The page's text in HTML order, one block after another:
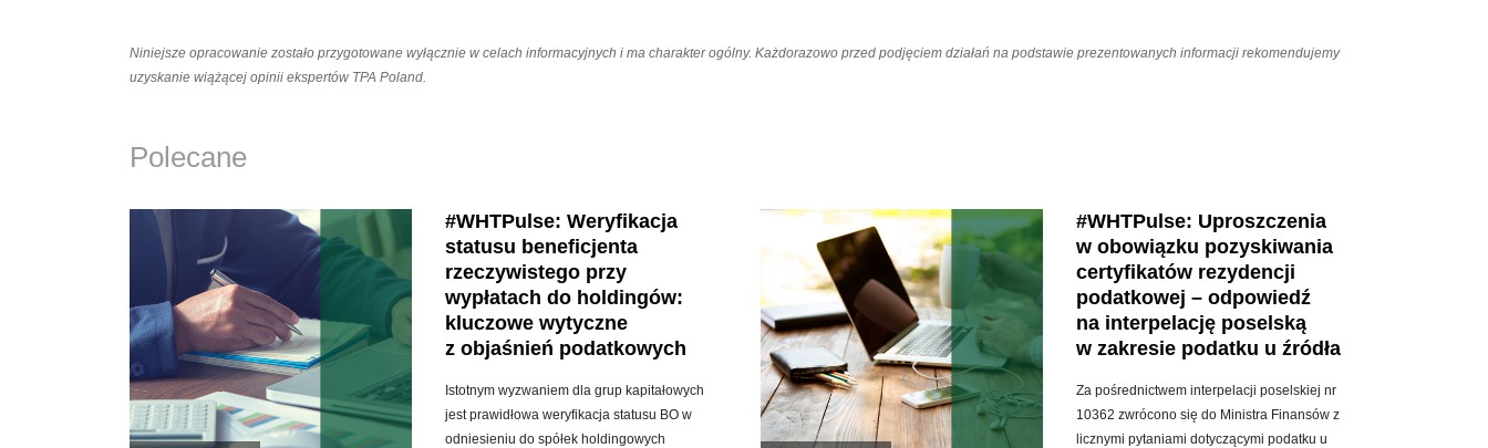
Niniejsze opracowanie zostało przygotowane wyłącznie w celach informacyjnych i ma charakter ogólny. Każdorazowo przed podjęciem działań na podstawie prezentowanych informacji rekomendujemy
uzyskanie wiążącej opinii ekspertów TPA Poland.
Polecane
#WHTPulse: Weryfikacja
statusu beneficjenta
rzeczywistego przy
wypłatach do holdingów:
kluczowe wytyczne
z objaśnień podatkowych
Istotnym wyzwaniem dla grup kapitałowych
jest prawidłowa weryfikacja statusu BO w
odniesieniu do spółek holdingowych
#WHTPulse: Uproszczenia
w obowiązku pozyskiwania
certyfikatów rezydencji
podatkowej – odpowiedź
na interpelację poselską
w zakresie podatku u źródła
Za pośrednictwem interpelacji poselskiej nr
10362 zwrócono się do Ministra Finansów z
licznymi pytaniami dotyczącymi podatku u